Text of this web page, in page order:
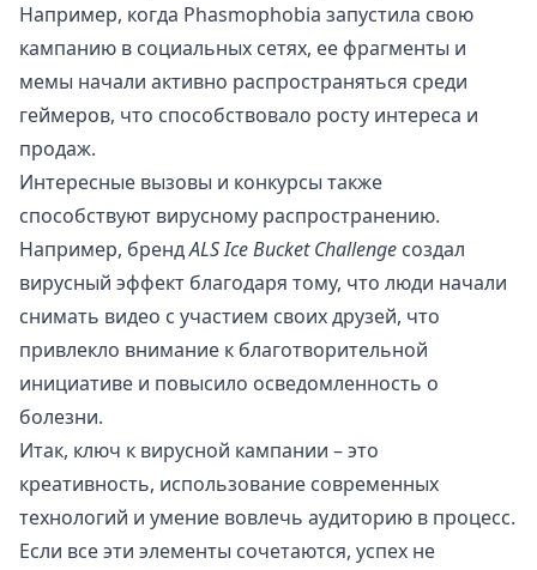
Например, когда Phasmophobia запустила свою
кампанию в социальных сетях, ее фрагменты и
мемы начали активно распространяться среди
геймеров, что способствовало росту интереса и
продаж.
Интересные вызовы и конкурсы также
способствуют вирусному распространению.
Например, брендALS Ice Bucket Challenge создал
вирусный эффект благодаря тому, что люди начали
снимать видео с участием своих друзей, что
привлекло внимание к благотворительной
инициативе и повысило осведомленность о
болезни.
Итак, ключ к вирусной кампании – это
креативность, использование современных
технологий и умение вовлечь аудиторию в процесс.
Если все эти элементы сочетаются, успех не